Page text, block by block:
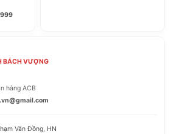
Type-A up to 5Gbps
(1 x 4 -pin)
(1 x 4 -pin)
2 USB 3.2 Gen 1 port(s)
BÁCH VƯỢNG
hàng ACB
Văn Đồng, HN